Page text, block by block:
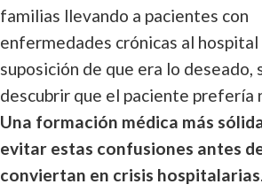
familias llevando a pacientes con
enfermedades crónicas al hospital
suposición de que era lo deseado,
descubrir que el paciente prefería
Una formación médica más
evitar estas confusiones antes
conviertan en crisis hospitalarias.